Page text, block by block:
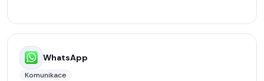
WhatsApp
Komunikace